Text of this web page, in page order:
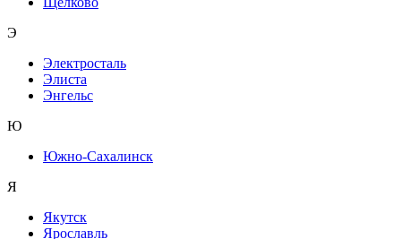
Э
Электросталь
Элиста
Энгельс
Ю
Южно-Сахалинск
Я
Якутск
Ярославль